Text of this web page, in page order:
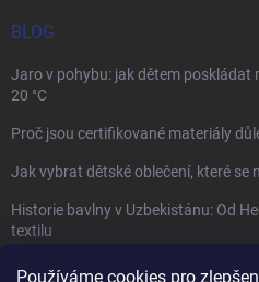
Používáme cookies pro
BLOG
Jaro v pohybu: jak dětem poskládat
20 °C
Proč jsou certifikované materiály
Jak vybrat dětské oblečení, které se
Historie bavlny v Uzbekistánu: Od
textilu